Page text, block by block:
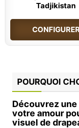
Tadjikistan
CONFIGURER
POURQUOI
Découvrez
votre amour
visuel de